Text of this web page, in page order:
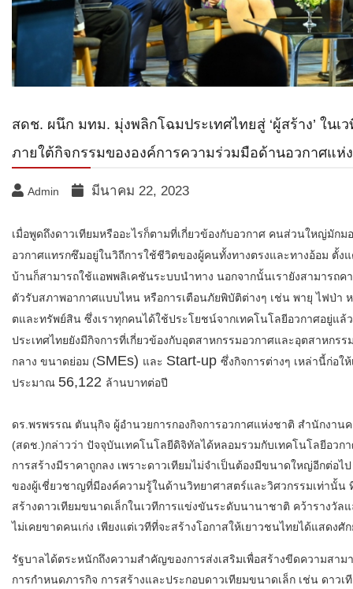
สดช. ผนึก มทม.​ มุ่งพลิกโฉมประเทศไทยสู่ ‘ผู้สร้าง’ ใน
ภายใต้กิจกรรมขององค์การความร่วมมือด้านอวกาศแห่
Admin มีนาคม 22, 2023
เมื่อพูดถึงดาวเทียมหรืออะไรก็ตามที่เกี่ยวข้องกับอวกาศ คนส่วนใหญ่มักมอ
อวกาศแทรกซึมอยู่ในวิถีการใช้ชีวิตของผู้คนทั้งทางตรงและทางอ้อม ตั้ง
บ้านก็สามารถใช้แอพพลิเคชันระบบนำทาง นอกจากนั้นเรายังสามารถค
ตัวรับสภาพอากาศแบบไหน หรือการเตือนภัยพิบัติต่างๆ เช่น พายุ ไฟป่า
ตและทรัพย์สิน ซึ่งเราทุกคนได้ใช้ประโยชน์จากเทคโนโลยีอวกาศอยู่แล้
ประเทศไทยยังมีกิจการที่เกี่ยวข้องกับอุตสาหกรรมอวกาศและอุตสาหกรร
กลาง ขนาดย่อม (SMEs) และ Start-up ซึ่งกิจการต่างๆ เหล่านี้ก่อใ
ประมาณ 56,122 ล้านบาทต่อปี
ดร.พรพรรณ ตันนุกิจ ผู้อำนวยการกองกิจการอวกาศแห่งชาติ สำนักงาน
(สดช.)กล่าวว่า ปัจจุบันเทคโนโลยีดิจิทัลได้หลอมรวมกับเทคโนโลยีอวก
การสร้างมีราคาถูกลง เพราะดาวเทียมไม่จำเป็นต้องมีขนาดใหญ่อีกต่อไ
ของผู้เชี่ยวชาญที่มีองค์ความรู้ในด้านวิทยาศาสตร์และวิศวกรรมเท่านั้น
สร้างดาวเทียมขนาดเล็กในเวทีการแข่งขันระดับนานาชาติ คว้ารางวัลแ
ไม่เคยขาดคนเก่ง เพียงแต่เวทีที่จะสร้างโอกาสให้เยาวชนไทยได้แสดงศั
รัฐบาลได้ตระหนักถึงความสำคัญของการส่งเสริมเพื่อสร้างขีดความสาม
การกำหนดภารกิจ การสร้างและประกอบดาวเทียมขนาดเล็ก เช่น ดาวเ